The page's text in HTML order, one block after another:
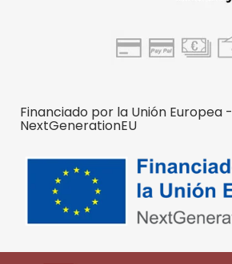
Financiado por la Unión Europea -
NextGenerationEU